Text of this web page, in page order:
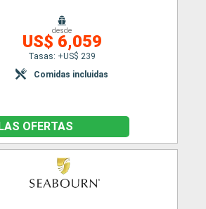
desde
US$ 6,059
Tasas: +US$ 239
Comidas incluidas
OFERTAS